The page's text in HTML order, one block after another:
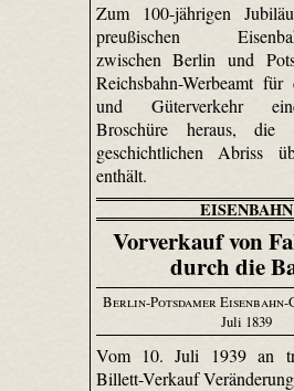
Zum 100-jährigen
preußischen
zwischen Berlin und
Reichsbahn-Werbeamt für
und Güterverkehr
Broschüre heraus, die
geschichtlichen Abriss
enthält.
EISENBAHN
Vorverkauf von
durch die
Berlin-Potsdamer
Juli 1839
Vom 10. Juli 1939 an
Billett-Verkauf